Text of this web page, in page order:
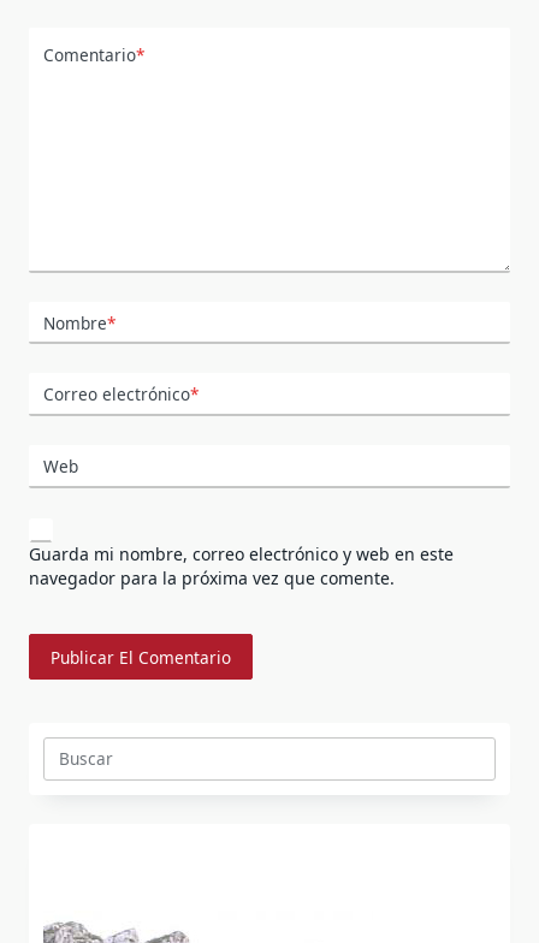
Comentario*
Nombre*
Correo electrónico*
Web
Guarda mi nombre, correo electrónico y web en este
navegador para la próxima vez que comente.
Buscar: